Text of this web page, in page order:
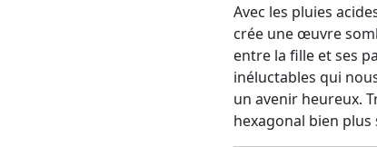
Avec les pluies
crée une œuvre
entre la fille et ses
inéluctables qui
un avenir heureux.
hexagonal bien